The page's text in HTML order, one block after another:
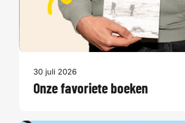
30 juli 2026
Onze favoriete boeken